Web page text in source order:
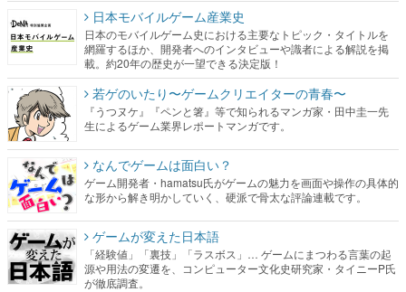
日本モバイルゲーム産業史
日本のモバイルゲーム史における主要なトピック・タイトルを
網羅するほか、開発者へのインタビューや識者による解説を掲
載。約20年の歴史が一望できる決定版！
若ゲのいたり〜ゲームクリエイターの青春〜
『うつヌケ』『ペンと箸』等で知られるマンガ家・田中圭一先
生によるゲーム業界レポートマンガです。
なんでゲームは面白い？
ゲーム開発者・hamatsu氏がゲームの魅力を画面や操作の具体的
な形から解き明かしていく、硬派で骨太な評論連載です。
ゲームが変えた日本語
「経験値」「裏技」「ラスボス」… ゲームにまつわる言葉の起
源や用法の変遷を、コンピューター文化史研究家・タイニーP氏
が徹底調査。